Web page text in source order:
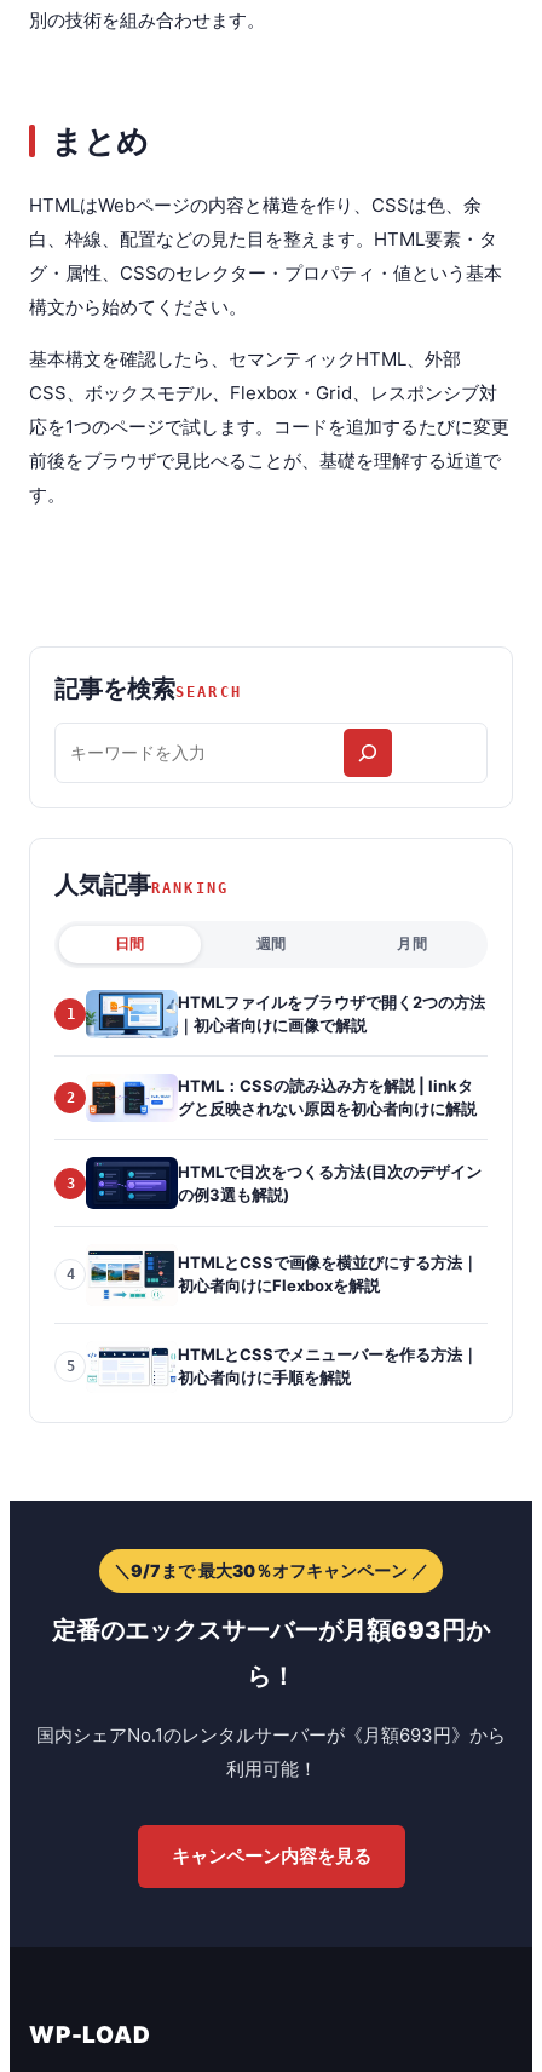
別の技術を組み合わせます。
まとめ
HTMLはWebページの内容と構造を作り、CSSは色、余
白、枠線、配置などの見た目を整えます。HTML要素・タ
グ・属性、CSSのセレクター・プロパティ・値という基本
構文から始めてください。
基本構文を確認したら、セマンティックHTML、外部
CSS、ボックスモデル、Flexbox・Grid、レスポンシブ対
応を1つのページで試します。コードを追加するたびに変更
前後をブラウザで見比べることが、基礎を理解する近道で
す。
記事を検索SEARCH
を
検
索
人気記事RANKING
日間 週間 月間
1
HTMLファイルをブラウザで開く2つの方法
｜初心者向けに画像で解説
2
HTML：CSSの読み込み方を解説 | linkタ
グと反映されない原因を初心者向けに解説
3
HTMLで目次をつくる方法(目次のデザイン
の例3選も解説)
4
HTMLとCSSで画像を横並びにする方法｜
初心者向けにFlexboxを解説
5
HTMLとCSSでメニューバーを作る方法｜
初心者向けに手順を解説
＼9/7まで 最大30％オフキャンペーン ／
定番のエックスサーバーが月額693円か
ら！
国内シェアNo.1のレンタルサーバーが《月額693円》から
利用可能！
キャンペーン内容を見る
WP-LOAD